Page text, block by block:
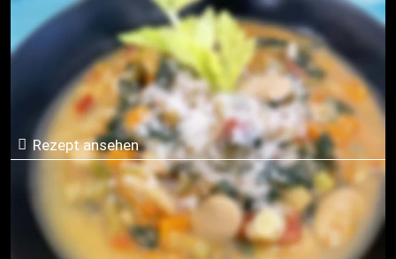
Ribollita: Toskanische Bauernsuppe
Rezept ansehen